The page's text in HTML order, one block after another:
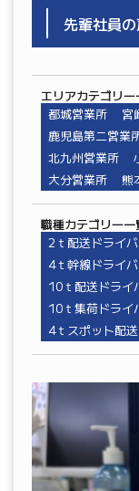
先輩社員
エリアカテゴリ―
都城営業所
宮
鹿児島第二営業
北九州営業所
大分営業所
熊
職種カテゴリ―一
2ｔ配送ドライ
4ｔ幹線ドライ
10ｔ配送ドライ
10ｔ集荷ドライ
4ｔスポット配